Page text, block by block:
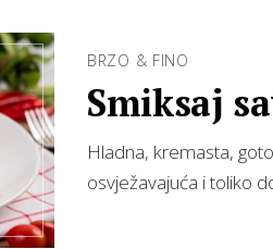
BRZO & FINO
Smiksaj
Hladna, kremasta,
osvježavajuća i toliko